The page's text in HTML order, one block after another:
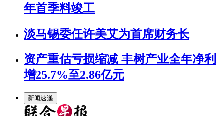
年首季料竣工
淡马锡委任许美艾为首席财务长
资产重估亏损缩减 丰树产业全年净利
增25.7%至2.86亿元
新闻速递